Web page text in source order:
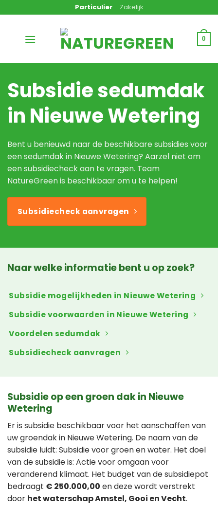
naar
Particulier Zakelijk
0
Subsidie sedumdak
in Nieuwe Wetering
Bent u benieuwd naar de beschikbare subsidies voor
een sedumdak in Nieuwe Wetering? Aarzel niet om
een subsidiecheck aan te vragen. Team
NatureGreen is beschikbaar om u te helpen!
Subsidiecheck aanvragen
Naar welke informatie bent u op zoek?
Subsidie mogelijkheden in Nieuwe Wetering
Subsidie voorwaarden in Nieuwe Wetering
Voordelen sedumdak
Subsidiecheck aanvragen
Subsidie op een groen dak in Nieuwe
Wetering
Er is subsidie beschikbaar voor het aanschaffen van
uw groendak in Nieuwe Wetering. De naam van de
subsidie luidt: Subsidie voor groen en water. Het doel
van de subsidie is: Actie voor omgaan voor
veranderend klimaat. Het budget van de subsidiepot
bedraagt € 250.000,00 en deze wordt verstrekt
door het waterschap Amstel, Gooi en Vecht.